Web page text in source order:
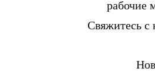
рабочие
Свяжитесь